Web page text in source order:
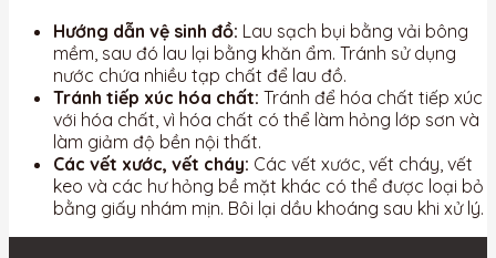
Hướng dẫn vệ sinh đồ: Lau sạch bụi bằng vải bông
mềm, sau đó lau lại bằng khăn ẩm. Tránh sử dụng
nước chứa nhiều tạp chất để lau đồ.
Tránh tiếp xúc hóa chất: Tránh để hóa chất tiếp xúc
với hóa chất, vì hóa chất có thể làm hỏng lớp sơn và
làm giảm độ bền nội thất.
Các vết xước, vết cháy: Các vết xước, vết cháy, vết
keo và các hư hỏng bề mặt khác có thể được loại bỏ
bằng giấy nhám mịn. Bôi lại dầu khoáng sau khi xử lý.